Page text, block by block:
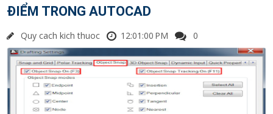
ĐIỂM TRONG AUTOCAD
Quy cach kich thuoc 12:01:00 PM 0